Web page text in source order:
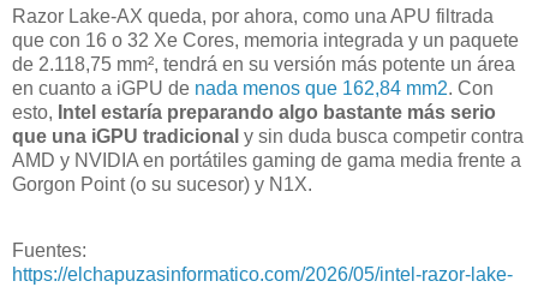
Razor Lake-AX queda, por ahora, como una APU filtrada
que con 16 o 32 Xe Cores, memoria integrada y un paquete
de 2.118,75 mm², tendrá en su versión más potente un área
en cuanto a iGPU de nada menos que 162,84 mm2. Con
esto, Intel estaría preparando algo bastante más serio
que una iGPU tradicional y sin duda busca competir contra
AMD y NVIDIA en portátiles gaming de gama media frente a
Gorgon Point (o su sucesor) y N1X.
Fuentes:
https://elchapuzasinformatico.com/2026/05/intel-razor-lake-